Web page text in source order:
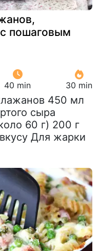
пошаговым
40 min 30 min
450 мл
сыра
60 г) 200 г
Для жарки